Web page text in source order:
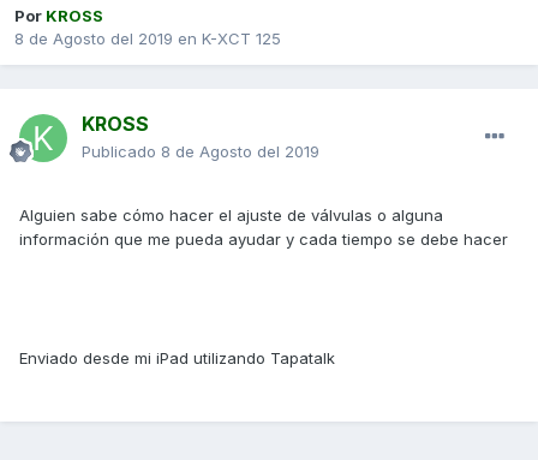
Por KROSS
8 de Agosto del 2019 en K-XCT 125
KROSS
Publicado 8 de Agosto del 2019
Alguien sabe cómo hacer el ajuste de válvulas o alguna
información que me pueda ayudar y cada tiempo se debe hacer
Enviado desde mi iPad utilizando Tapatalk